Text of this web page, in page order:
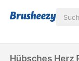
Hübsches Herz